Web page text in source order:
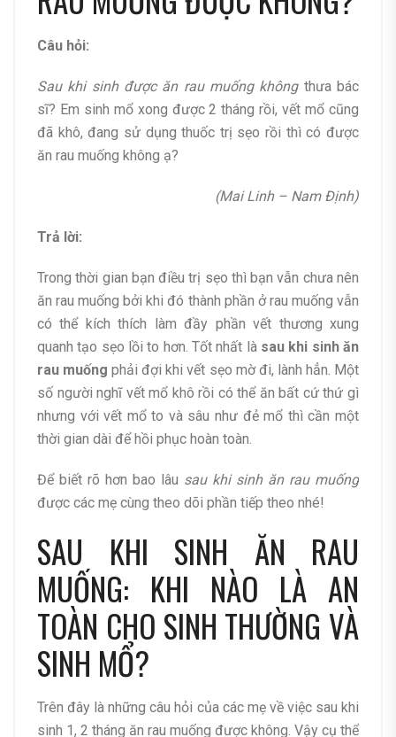
Câu hỏi:
Sau khi sinh được ăn rau muống khôngthưa bác
sĩ? Em sinh mổ xong được 2 tháng rồi, vết mổ cũng
đã khô, đang sử dụng thuốc trị sẹo rồi thì có được
ăn rau muống không ạ?
(Mai Linh – Nam Định)
Trả lời:
Trong thời gian bạn điều trị sẹo thì bạn vẫn chưa nên
ăn rau muống bởi khi đó thành phần ở rau muống vẫn
có thể kích thích làm đầy phần vết thương xung
quanh tạo sẹo lồi to hơn. Tốt nhất là sau khi sinh ăn
rau muống phải đợi khi vết sẹo mờ đi, lành hẳn. Một
số người nghĩ vết mổ khô rồi có thể ăn bất cứ thứ gì
nhưng với vết mổ to và sâu như đẻ mổ thì cần một
thời gian dài để hồi phục hoàn toàn.
Để biết rõ hơn bao lâu sau khi sinh ăn rau muống
được các mẹ cùng theo dõi phần tiếp theo nhé!
SAU KHI SINH ĂN RAU
MUỐNG: KHI NÀO LÀ AN
TOÀN CHO SINH THƯỜNG VÀ
SINH MỔ?
Trên đây là những câu hỏi của các mẹ về việc sau khi
sinh 1, 2 tháng ăn rau muống được không. Vậy cụ thể